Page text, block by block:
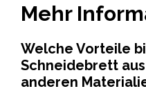
Mehr
Welche Vorteile
Schneidebrett
anderen